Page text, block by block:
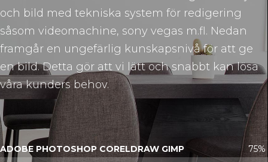
och bild med tekniska system för redigering
såsom videomachine, sony vegas m.fl. Nedan
framgår en ungefärlig kunskapsnivå för att ge
en bild. Detta gör att vi lätt och snabbt kan lösa
våra kunders behov.
ADOBE PHOTOSHOP CORELDRAW GIMP 75%